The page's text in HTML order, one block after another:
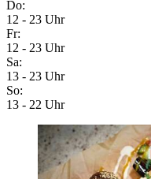
Do:
12 - 23 Uhr
Fr:
12 - 23 Uhr
Sa:
13 - 23 Uhr
So:
13 - 22 Uhr